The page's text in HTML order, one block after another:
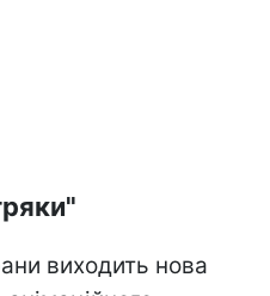
виходить нова